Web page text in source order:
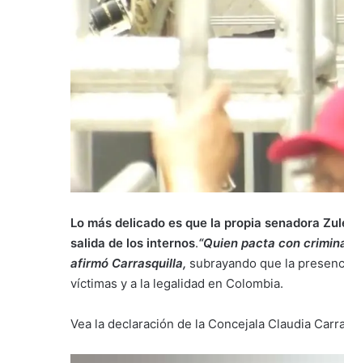
Lo más delicado es que la propia senadora
salida de los internos.“Quien pacta con
afirmó Carrasquilla, subrayando que la
víctimas y a la legalidad en Colombia.
Vea la declaración de la Concejala Claudia